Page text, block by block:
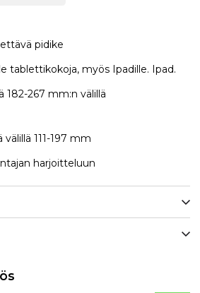
pidike
tablettikokoja, myös Ipadille. Ipad.
182-267 mm:n välillä
111-197 mm
harjoitteluun